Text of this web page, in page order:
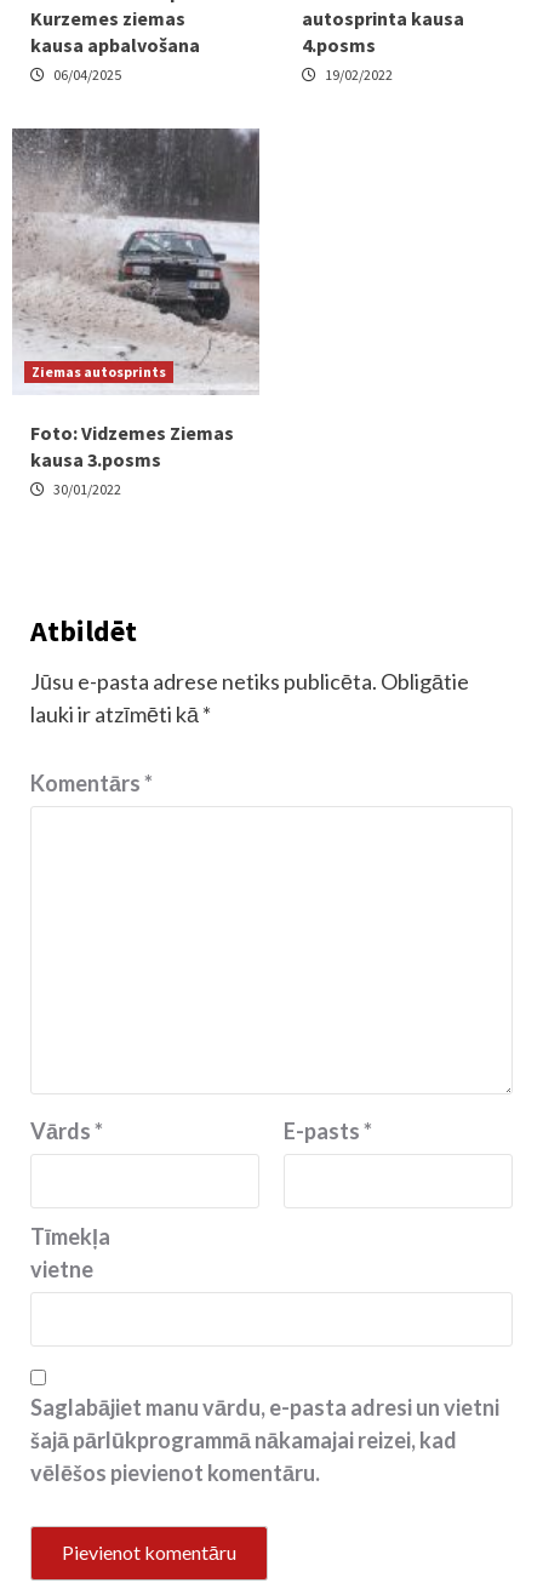
Kurzemes ziemas
kausa apbalvošana
06/04/2025
autosprinta kausa
4.posms
19/02/2022
Ziemas autosprints
Foto: Vidzemes Ziemas
kausa 3.posms
30/01/2022
Atbildēt
Jūsu e-pasta adrese netiks publicēta. Obligātie
lauki ir atzīmēti kā *
Komentārs*
Vārds* E-pasts*
Tīmekļa
vietne
Saglabājiet manu vārdu, e-pasta adresi un vietni
šajā pārlūkprogrammā nākamajai reizei, kad
vēlēšos pievienot komentāru.